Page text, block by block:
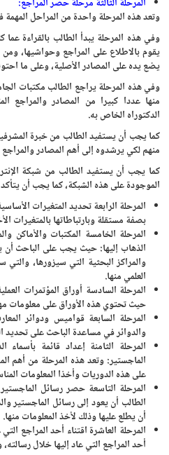
المرحلة الثالثة مرحلة حصر المراجع:
وتعد هذه المرحلة واحدة من المراحل المهمة
وفي هذه المرحلة يبدأ الطالب بالقراءة
يقوم بالاطلاع على المراجع وحواشيها،
يضع يده على المصادر الأصلية، وعلى ما
وفي هذه المرحلة يراجع الطالب مكتبات
منها عددا كبيرا من المصادر والمراجع
الدكتوراه الخاص به.
كما يجب أن يستفيد الطالب من خبرة
منهم لكي يرشدوه إلى أهم المصادر والمراجع
كما يجب أن يستفيد الطالب من شبكة
الموجودة على هذه الشبكة، كما يجب أن
المرحلة الرابعة تحديد المتغيرات
بصفة مستقلة وبارتباطاتها بالمتغيرات
المرحلة الخامسة المكتبات والأماكن
الذهاب إليها: حيث يجب على الباحث أن
والمراكز البحثية التي سيزورها،
العلمي منها.
المرحلة السادسة أوراق المؤتمرات
حيث تحتوي هذه الأوراق على معلومات
المرحلة السابعة قواميس ودوائر
والدوائر في مساعدة الباحث على تحديد
المرحلة الثامنة إعداد قائمة
الماجستير: وتعد هذه المرحلة من أهم
على هذه الدوريات وأخذا المعلومات
المرحلة التاسعة حصر رسائل
الطالب أن يعود إلى رسائل الماجستير
أن يطلع عليها وذلك لأخذ المعلومات منها.
المرحلة العاشرة اقتناء أحد المراجع
أحد المراجع التي عاد إليها خلال